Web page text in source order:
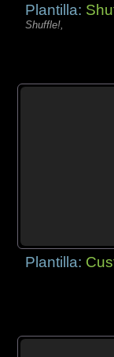
Plantilla:
Shuffle!,
Plantilla: